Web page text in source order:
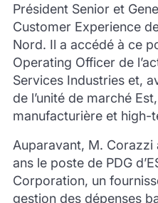
Président Senior et
Customer Experience
Nord. Il a accédé à ce
Operating Officerde
Services Industries et,
de l’unité de marché
manufacturière et high-
Auparavant, M. Corazzi
ans le poste de PDG
Corporation, un
gestion des dépenses